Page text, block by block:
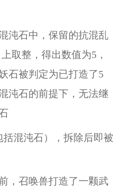
中，保留的抗混乱
取整，得出数值为5，
石被判定为已打造了5
沌石的前提下，无法继
混沌石），拆除后即被
召唤兽打造了一颗武